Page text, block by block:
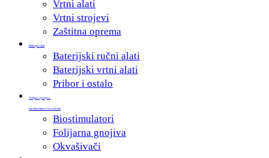
Vrtni alati
Vrtni strojevi
Zaštitna oprema
Baterijski alati
Baterijski ručni alati
Baterijski vrtni alati
Pribor i ostalo
Folijarna gnojiva,
biostimulatori i okvašivači
Biostimulatori
Folijarna gnojiva
Okvašivači